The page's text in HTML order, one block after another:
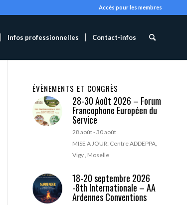
Accès pour les membres
Infos professionnelles Contact-infos
ÉVÈNEMENTS ET CONGRÈS
28-30 Août 2026 – Forum
Francophone Européen du
Service
28 août-30 août
MISE A JOUR: Centre ADDEPPA,
Vigy , Moselle
18-20 septembre 2026
-8th Internationale – AA
Ardennes Conventions